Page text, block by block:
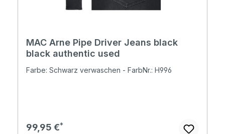
MAC Arne Pipe Driver Jeans black
black authentic used
Farbe: Schwarz verwaschen - FarbNr.: H996
Regulärer Preis:
99,95 €